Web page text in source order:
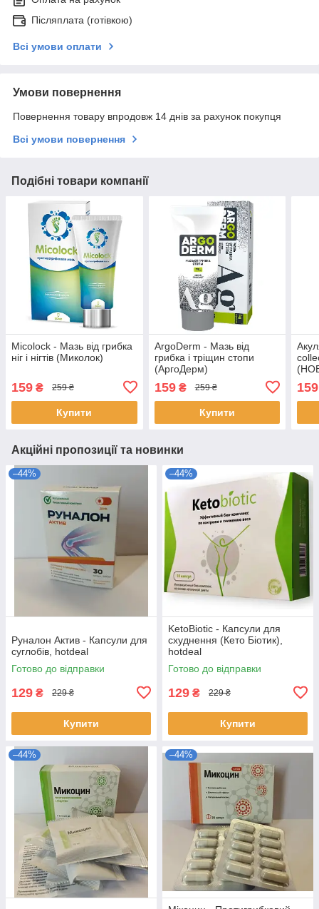
Післяплата (готівкою)
Всі умови оплати
Умови повернення
Повернення товару впродовж 14 днів за рахунок покупця
Всі умови повернення
Подібні товари компанії
Micolock - Мазь від грибка
ніг і нігтів (Миколок)
159 ₴ 259 ₴
Купити
ArgoDerm - Мазь від
грибка і тріщин стопи
(АргоДерм)
159₴ 259 ₴
Купити
159
Акційні пропозиції та новинки
–44%
Руналон Актив - Капсули для
суглобів, hotdeal
Готово до відправки
129 ₴ 229 ₴
Купити
–44%
KetoBiotic - Капсули для
схуднення (Кето Біотик),
hotdeal
Готово до відправки
129 ₴ 229 ₴
Купити
–44% –44%